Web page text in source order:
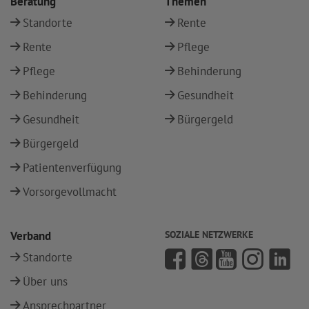
Standorte
Rente
Pflege
Behinderung
Gesundheit
Bürgergeld
Patientenverfügung
Vorsorgevollmacht
Rente
Pflege
Behinderung
Gesundheit
Bürgergeld
Verband
Standorte
Über uns
Ansprechpartner
SOZIALE NETZWERKE